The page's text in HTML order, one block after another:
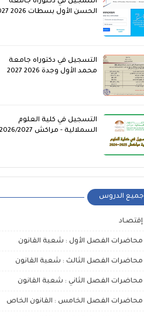
الحسن الأول بسطات 2026 2027
التسجيل في دكتوراه جامعة
محمد الأول وجدة 2026 2027
التسجيل في كلية العلوم
السملالية - مراكش 2026/2027
جميع الدروس
إقتصـاد
محاضرات الفصل الأول : شعبة القانون
محاضرات الفصل الثالث : شعبة القانون
محاضرات الفصل الثاني : شعبة القانون
محاضرات الفصل الخامس : القانون الخاص